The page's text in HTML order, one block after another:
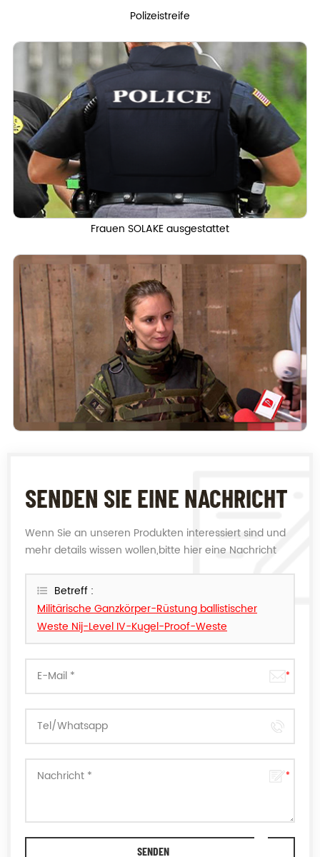
Polizeistreife
Frauen SOLAKE ausgestattet
SENDEN SIE EINE NACHRICHT
Wenn Sie an unseren Produkten interessiert sind und
mehr details wissen wollen,bitte hier eine Nachricht
können.Betreff :
Militärische Ganzkörper-Rüstung ballistischer
Weste Nij-Level IV-Kugel-Proof-Weste